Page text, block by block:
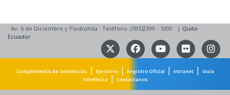
Av. 6 de Diciembre y Piedrahita · Teléfono: (593)2399 - 1000 | Quito ·
Ecuador
Cumplimiento de Sentencias | Ejecutivo| Registro Oficial | Intranet|
Guía
Telefónica
| Contáctanos